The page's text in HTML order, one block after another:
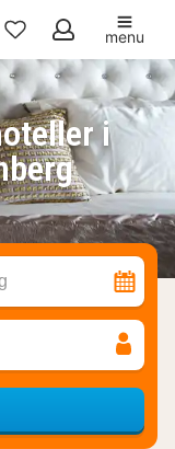
Mine
favoritter
menu
i